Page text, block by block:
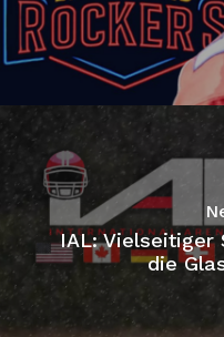
IAL: Vielseitiger
die